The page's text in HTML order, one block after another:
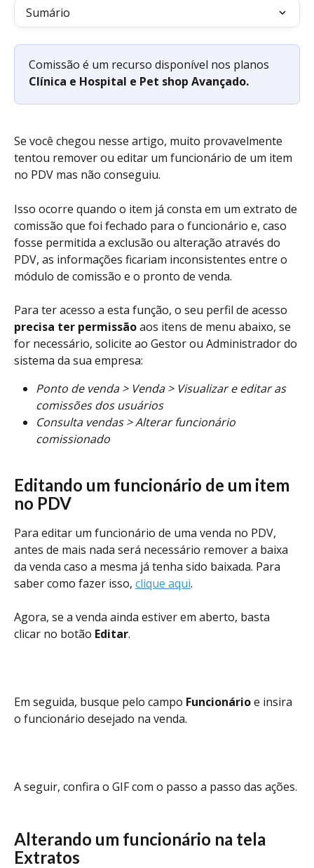
Sumário
Comissão é um recurso disponível nos planos
Clínica e Hospital e Pet shop Avançado.
Se você chegou nesse artigo, muito provavelmente
tentou remover ou editar um funcionário de um item
no PDV mas não conseguiu.
Isso ocorre quando o item já consta em um extrato de
comissão que foi fechado para o funcionário e, caso
fosse permitida a exclusão ou alteração através do
PDV, as informações ficariam inconsistentes entre o
módulo de comissão e o pronto de venda.
Para ter acesso a esta função, o seu perfil de acesso
precisa ter permissão aos itens de menu abaixo, se
for necessário, solicite ao Gestor ou Administrador do
sistema da sua empresa:
Ponto de venda > Venda > Visualizar e editar as
comissões dos usuários
Consulta vendas > Alterar funcionário
comissionado
Editando um funcionário de um item
no PDV
Para editar um funcionário de uma venda no PDV,
antes de mais nada será necessário remover a baixa
da venda caso a mesma já tenha sido baixada. Para
saber como fazer isso, clique aqui.
Agora, se a venda ainda estiver em aberto, basta
clicar no botão Editar.
Em seguida, busque pelo campo Funcionário e insira
o funcionário desejado na venda.
A seguir, confira o GIF com o passo a passo das ações.
Alterando um funcionário na tela
Extratos